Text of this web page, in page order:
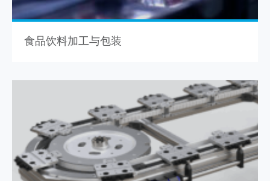
食品饮料加工与包装